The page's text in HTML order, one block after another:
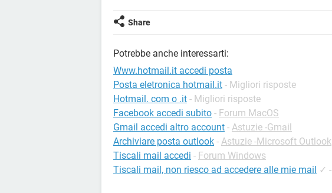
Share
Potrebbe anche interessarti:
Www.hotmail.it accedi posta
Posta eletronica hotmail.it - Migliori risposte
Hotmail. com o .it - Migliori risposte
Facebook accedi subito - Forum MacOS
Gmail accedi altro account - Astuzie -Gmail
Archiviare posta outlook - Astuzie -Microsoft Outlook
Tiscali mail accedi - Forum Windows
Tiscali mail, non riesco ad accedere alle mie mail ✓ -